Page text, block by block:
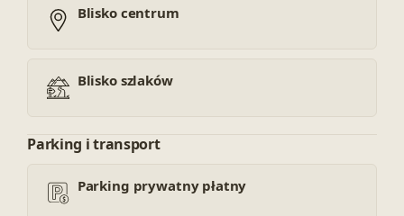
Blisko centrum
Blisko szlaków
Parking i transport
Parking prywatny płatny